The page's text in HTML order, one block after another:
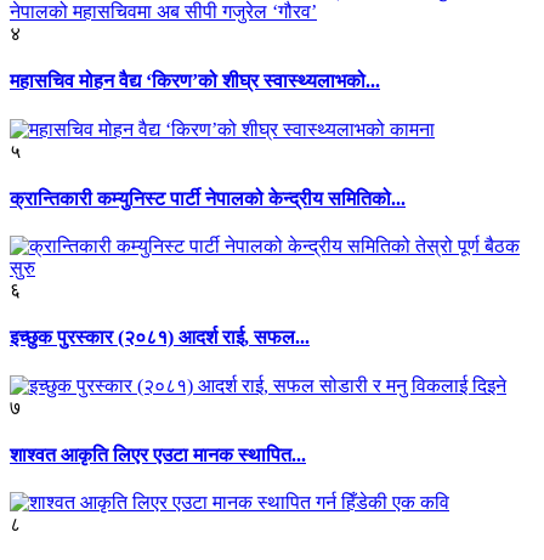
४
महासचिव मोहन वैद्य ‘किरण’को शीघ्र स्वास्थ्यलाभको...
५
क्रान्तिकारी कम्युनिस्ट पार्टी नेपालको केन्द्रीय समितिको...
६
इच्छुक पुरस्कार (२०८१) आदर्श राई, सफल...
७
शाश्वत आकृति लिएर एउटा मानक स्थापित...
८